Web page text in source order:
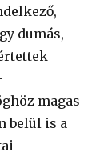
dumás,
magas
belül is a